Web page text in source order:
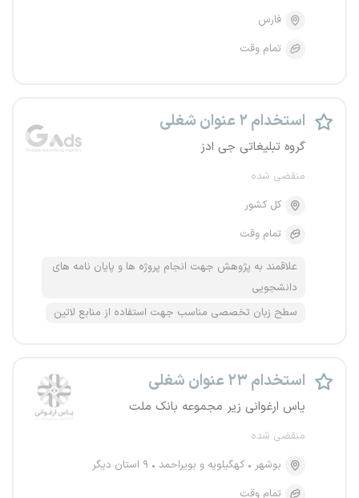
فارس
تمام وقت
استخدام ۲ عنوان شغلی
گروه تبلیغاتی جی ادز
منقضی شده
کل کشور
تمام وقت
علاقمند به پژوهش جهت انجام پروژه ها و پایان نامه های
دانشجویی
سطح زبان تخصصی مناسب جهت استفاده از منابع لاتین
استخدام ۲۳ عنوان شغلی
یاس ارغوانی زیر مجموعه بانک ملت
منقضی شده
بوشهر
کهگیلویه و بویراحمد
۹ استان دیگر
تمام وقت